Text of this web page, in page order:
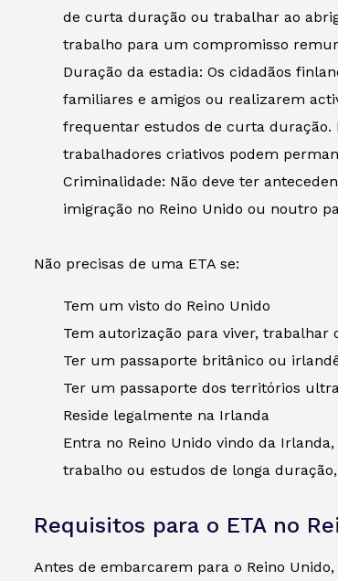
de curta duração ou trabalhar ao
trabalho para um compromisso
Duração da estadia: Os cidadãos
familiares e amigos ou realizarem
frequentar estudos de curta duração.
trabalhadores criativos podem
Criminalidade: Não deve ter
imigração no Reino Unido ou noutro
Não precisas de uma ETA se:
Tem um visto do Reino Unido
Tem autorização para viver, trabalhar
Ter um passaporte britânico ou
Ter um passaporte dos territórios
Reside legalmente na Irlanda
Entra no Reino Unido vindo da
trabalho ou estudos de longa
Requisitos para o ETA no
Antes de embarcarem para o Reino